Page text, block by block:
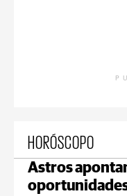
HORÓSCOPO
Astros